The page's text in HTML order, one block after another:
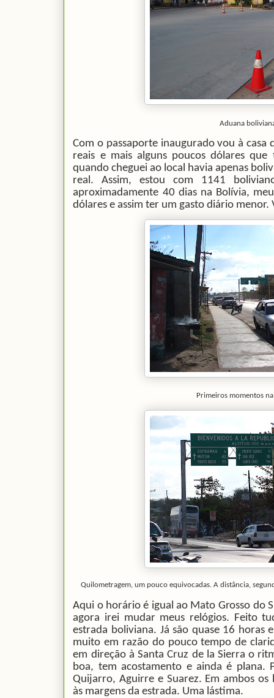
Aduana
Com o passaporte inaugurado vou à
reais e mais alguns poucos dólares
quando cheguei ao local havia apenas
real. Assim, estou com 1141
aproximadamente 40 dias na Bolívia,
dólares e assim ter um gasto diário menor.
Primeiros momentos
Quilometragem, um pouco equivocadas. A distância,
Aqui o horário é igual ao Mato Grosso do
agora irei mudar meus relógios. Feito
estrada boliviana. Já são quase 16 horas
muito em razão do pouco tempo de
em direção à Santa Cruz de la Sierra o
boa, tem acostamento e ainda é plana.
Quijarro, Aguirre e Suarez. Em ambos
às margens da estrada. Uma lástima.